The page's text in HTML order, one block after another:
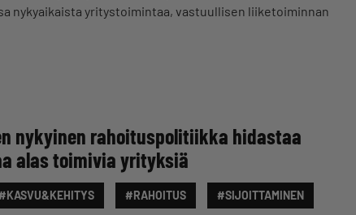
nykyaikaista yritystoimintaa, vastuullisen liiketoiminnan
nykyinen rahoituspolitiikka hidastaa
alas toimivia yrityksiä
#RAHOITUS
#SIJOITTAMINEN